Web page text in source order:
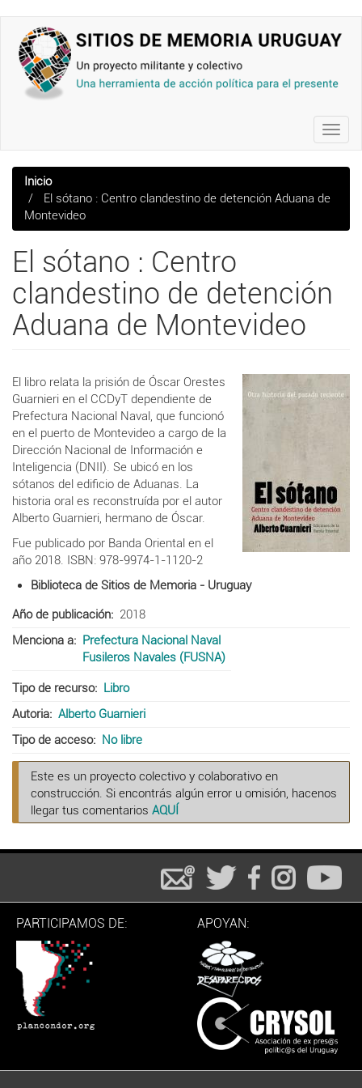
contenido
principal
Inicio
El sótano : Centro clandestino de detención Aduana de
Montevideo
El sótano : Centro
clandestino de detención
Aduana de Montevideo
El libro relata la prisión de Óscar Orestes
Guarnieri en el CCDyT dependiente de
Prefectura Nacional Naval, que funcionó
en el puerto de Montevideo a cargo de la
Dirección Nacional de Información e
Inteligencia (DNII). Se ubicó en los
sótanos del edificio de Aduanas. La
historia oral es reconstruída por el autor
Alberto Guarnieri, hermano de Óscar.
Fue publicado por Banda Oriental en el
año 2018. ISBN: 978-9974-1-1120-2
Biblioteca de Sitios de Memoria - Uruguay
Año de publicación
2018
Menciona a
Prefectura Nacional Naval
Fusileros Navales (FUSNA)
Tipo de recurso
Libro
Autoria
Alberto Guarnieri
Tipo de acceso
No libre
Este es un proyecto colectivo y colaborativo en
construcción. Si encontrás algún error u omisión, hacenos
llegar tus comentarios AQUÍ
PARTICIPAMOS DE: APOYAN: